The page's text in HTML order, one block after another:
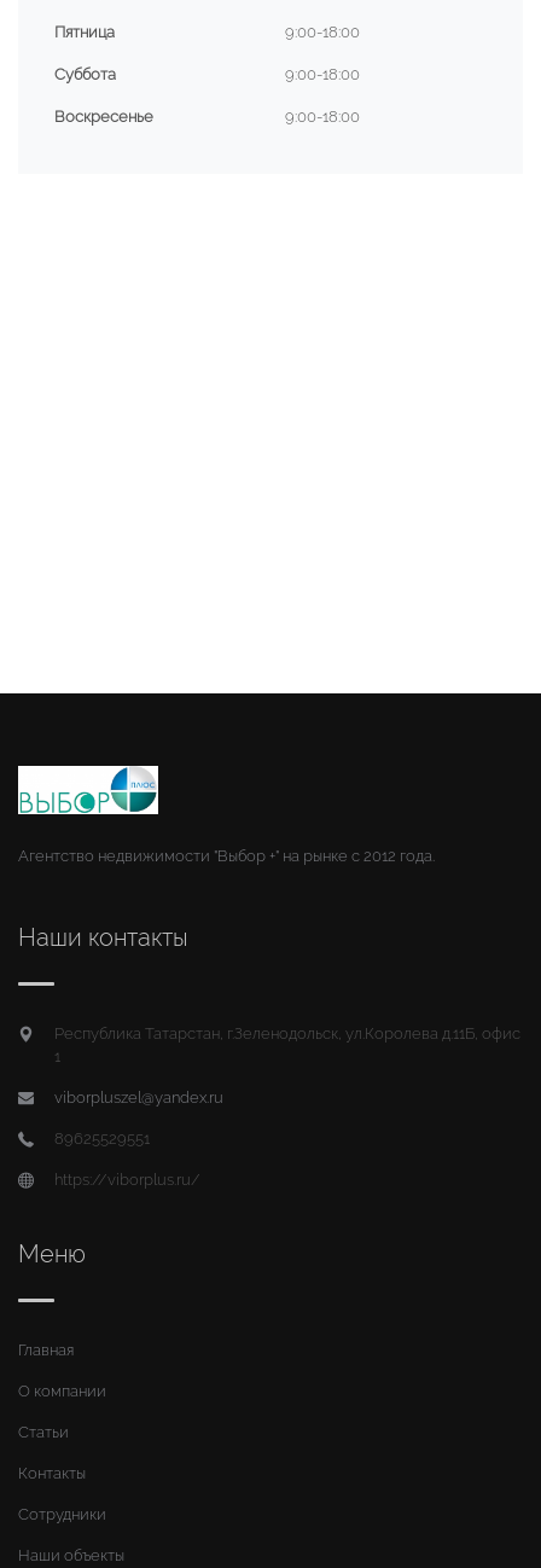
Пятница 9:00-18:00
Суббота 9:00-18:00
Воскресенье 9:00-18:00
Агентство недвижимости "Выбор +" на рынке с 2012 года.
Наши контакты
Республика Татарстан, г.Зеленодольск, ул.Королева д.11Б, офис
1
viborpluszel@yandex.ru
89625529551
https://viborplus.ru/
Меню
Главная
О компании
Статьи
Контакты
Сотрудники
Наши объекты